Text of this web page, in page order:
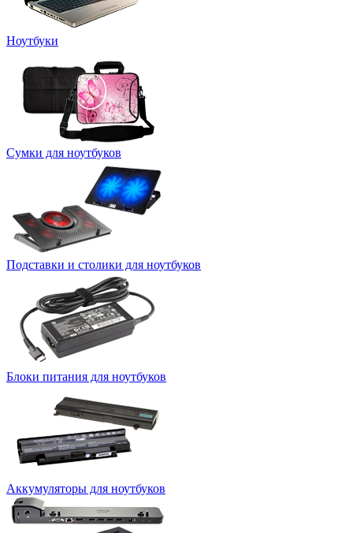
Ноутбуки
Сумки для ноутбуков
Подставки и столики для ноутбуков
Блоки питания для ноутбуков
Аккумуляторы для ноутбуков